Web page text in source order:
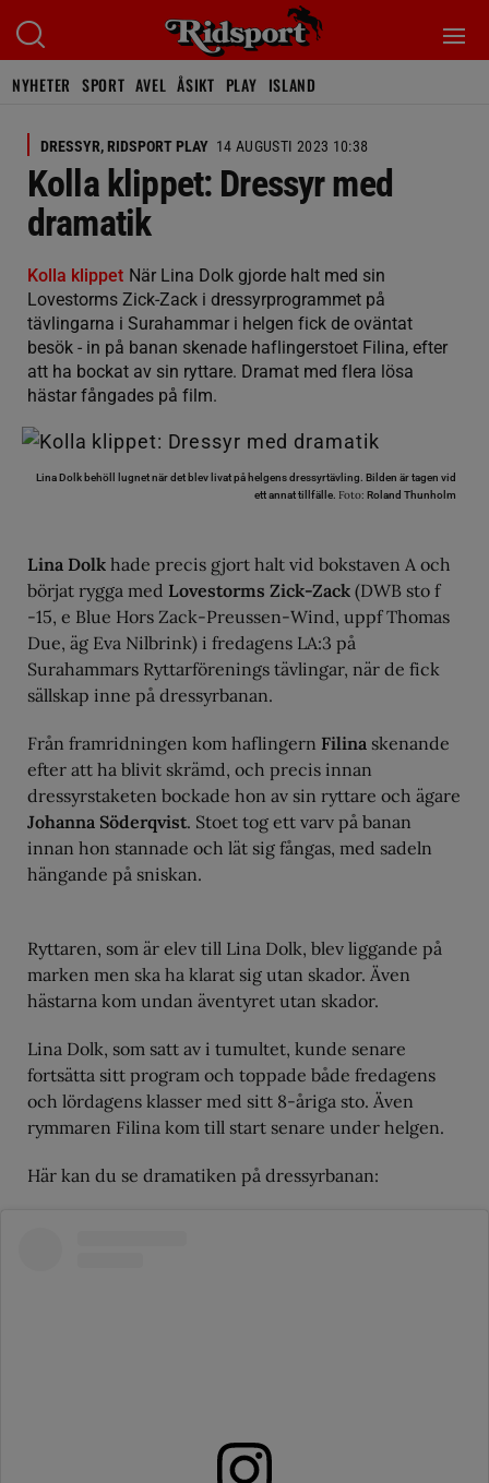
NYHETER SPORT AVEL ÅSIKT PLAY ISLAND
DRESSYR, RIDSPORT PLAY 14 AUGUSTI 2023 10:38
Kolla klippet: Dressyr med
dramatik
Kolla klippet När Lina Dolk gjorde halt med sin
Lovestorms Zick-Zack i dressyrprogrammet på
tävlingarna i Surahammar i helgen fick de oväntat
besök - in på banan skenade haflingerstoet Filina, efter
att ha bockat av sin ryttare. Dramat med flera lösa
hästar fångades på film.
Lina Dolk behöll lugnet när det blev livat på helgens dressyrtävling. Bilden är tagen vid
ett annat tillfälle. Foto: Roland Thunholm
Lina Dolk hade precis gjort halt vid bokstaven A och
börjat rygga med Lovestorms Zick-Zack (DWB sto f
-15, e Blue Hors Zack-Preussen-Wind, uppf Thomas
Due, äg Eva Nilbrink) i fredagens LA:3 på
Surahammars Ryttarförenings tävlingar, när de fick
sällskap inne på dressyrbanan.
Från framridningen kom haflingern Filina skenande
efter att ha blivit skrämd, och precis innan
dressyrstaketen bockade hon av sin ryttare och ägare
Johanna Söderqvist. Stoet tog ett varv på banan
innan hon stannade och lät sig fångas, med sadeln
hängande på sniskan.
Ryttaren, som är elev till Lina Dolk, blev liggande på
marken men ska ha klarat sig utan skador. Även
hästarna kom undan äventyret utan skador.
Lina Dolk, som satt av i tumultet, kunde senare
fortsätta sitt program och toppade både fredagens
och lördagens klasser med sitt 8-åriga sto. Även
rymmaren Filina kom till start senare under helgen.
Här kan du se dramatiken på dressyrbanan: